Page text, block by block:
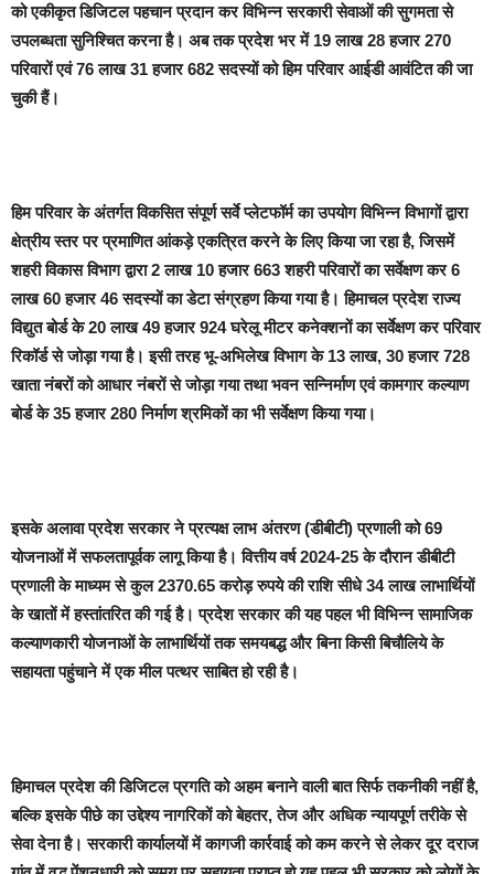
को एकीकृत डिजिटल पहचान प्रदान कर विभिन्न सरकारी सेवाओं की सुगमता से
उपलब्धता सुनिश्चित करना है। अब तक प्रदेश भर में 19 लाख 28 हजार 270
परिवारों एवं 76 लाख 31 हजार 682 सदस्यों को हिम परिवार आईडी आवंटित की जा
चुकी हैं।
हिम परिवार के अंतर्गत विकसित संपूर्ण सर्वे प्लेटफॉर्म का उपयोग विभिन्न विभागों द्वारा
क्षेत्रीय स्तर पर प्रमाणित आंकड़े एकत्रित करने के लिए किया जा रहा है, जिसमें
शहरी विकास विभाग द्वारा 2 लाख 10 हजार 663 शहरी परिवारों का सर्वेक्षण कर 6
लाख 60 हजार 46 सदस्यों का डेटा संग्रहण किया गया है। हिमाचल प्रदेश राज्य
विद्युत बोर्ड के 20 लाख 49 हजार 924 घरेलू मीटर कनेक्शनों का सर्वेक्षण कर परिवार
रिकॉर्ड से जोड़ा गया है। इसी तरह भू-अभिलेख विभाग के 13 लाख, 30 हजार 728
खाता नंबरों को आधार नंबरों से जोड़ा गया तथा भवन सन्निर्माण एवं कामगार कल्याण
बोर्ड के 35 हजार 280 निर्माण श्रमिकों का भी सर्वेक्षण किया गया।
इसके अलावा प्रदेश सरकार ने प्रत्यक्ष लाभ अंतरण (डीबीटी) प्रणाली को 69
योजनाओं में सफलतापूर्वक लागू किया है। वित्तीय वर्ष 2024-25 के दौरान डीबीटी
प्रणाली के माध्यम से कुल 2370.65 करोड़ रुपये की राशि सीधे 34 लाख लाभार्थियों
के खातों में हस्तांतरित की गई है। प्रदेश सरकार की यह पहल भी विभिन्न सामाजिक
कल्याणकारी योजनाओं के लाभार्थियों तक समयबद्ध और बिना किसी बिचौलिये के
सहायता पहुंचाने में एक मील पत्थर साबित हो रही है।
हिमाचल प्रदेश की डिजिटल प्रगति को अहम बनाने वाली बात सिर्फ तकनीकी नहीं है,
बल्कि इसके पीछे का उद्देश्य नागरिकों को बेहतर, तेज और अधिक न्यायपूर्ण तरीके से
सेवा देना है। सरकारी कार्यालयों में कागजी कार्रवाई को कम करने से लेकर दूर दराज